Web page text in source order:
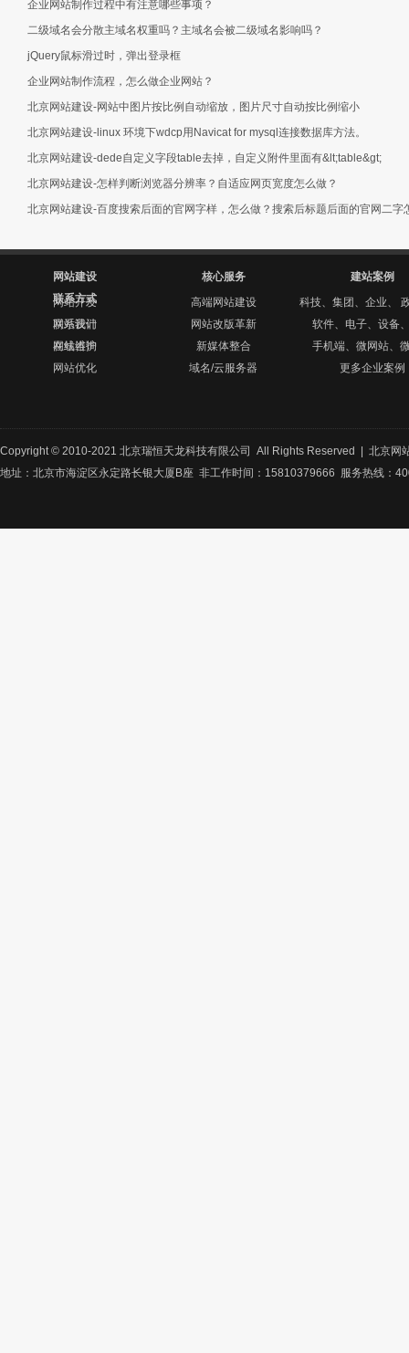
企业网站制作过程中有注意哪些事项？
二级域名会分散主域名权重吗？主域名会被二级域名影响吗？
jQuery鼠标滑过时，弹出登录框
企业网站制作流程，怎么做企业网站？
北京网站建设-网站中图片按比例自动缩放，图片尺寸自动按比例缩小
北京网站建设-linux 环境下wdcp用Navicat for mysql连接数据库方法。
北京网站建设-dede自定义字段table去掉，自定义附件里面有&lt;table&gt;
北京网站建设-怎样判断浏览器分辨率？自适应网页宽度怎么做？
北京网站建设-百度搜索后面的官网字样，怎么做？搜索后标题后面的官网二字
网站建设
网站开发
网站设计
网站维护
网站优化
核心服务
高端网站建设
网站改版革新
新媒体整合
域名/云服务器
建站案例
科技、集团、企业、
软件、电子、设备
手机端、微网站、
更多企业案例
联系方式
联系我们
在线咨询
Copyright © 2010-2021 北京瑞恒天龙科技有限公司 All Rights Reserved | 北京网
地址：北京市海淀区永定路长银大厦B座 非工作时间：15810379666 服务热线：